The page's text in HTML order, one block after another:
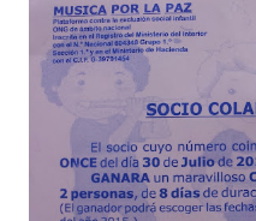
entrada del circuito de agua
ha echarle un ojo. Por
corriente, he cortado el gas
caldera, que es el segundo
color azul). También he
baño, por el cual no salía
entrada de agua en la